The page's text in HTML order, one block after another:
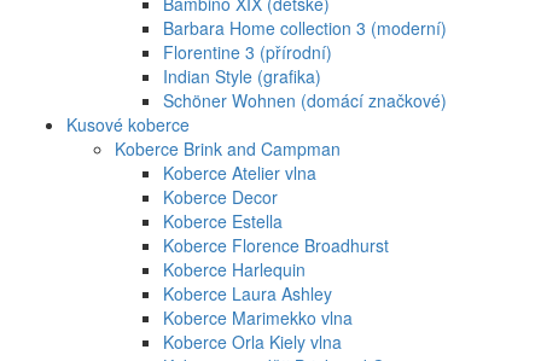
Barbara Home collection 3 (moderní)
Florentine 3 (přírodní)
Indian Style (grafika)
Schöner Wohnen (domácí značkové)
Kusové koberce
Koberce Brink and Campman
Koberce Atelier vlna
Koberce Decor
Koberce Estella
Koberce Florence Broadhurst
Koberce Harlequin
Koberce Laura Ashley
Koberce Marimekko vlna
Koberce Orla Kiely vlna